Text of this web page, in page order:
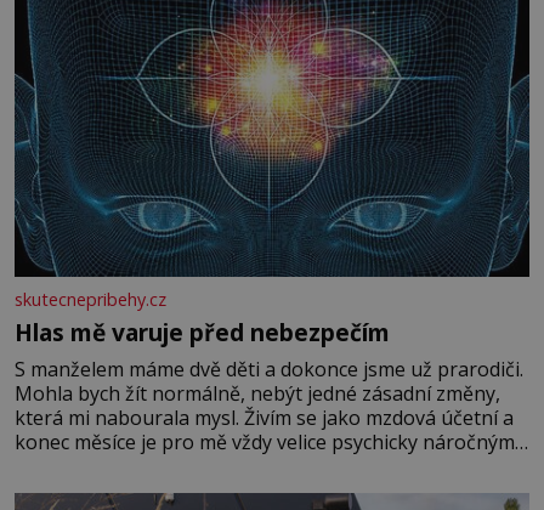
skutecnepribehy.cz
Hlas mě varuje před nebezpečím
S manželem máme dvě děti a dokonce jsme už prarodiči.
Mohla bych žít normálně, nebýt jedné zásadní změny,
která mi nabourala mysl. Živím se jako mzdová účetní a
konec měsíce je pro mě vždy velice psychicky náročným
dál častěji volá o pomoc, co se hlídání týče. Dalo by se